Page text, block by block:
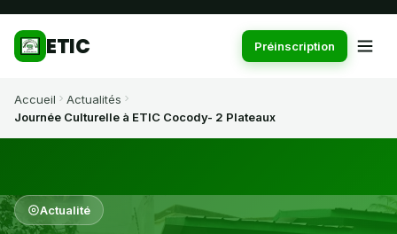
ETIC Préinscription
Accueil
Actualités
Journée Culturelle à ETIC Cocody- 2 Plateaux
Actualité